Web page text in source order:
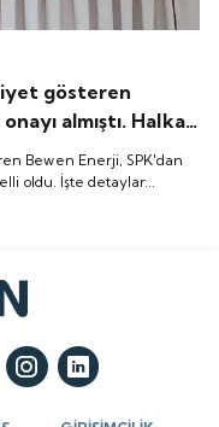
gösteren
almıştı. Halka
Bewen Enerji, SPK'dan
oldu. İşte detaylar...